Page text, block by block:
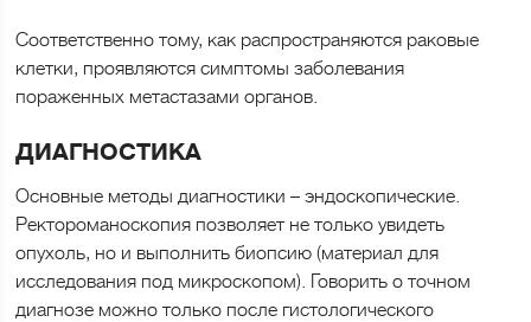
Соответственно тому, как распространяются раковые
клетки, проявляются симптомы заболевания
пораженных метастазами органов.
ДИАГНОСТИКА
Основные методы диагностики – эндоскопические.
Ректороманоскопия позволяет не только увидеть
опухоль, но и выполнить биопсию (материал для
исследования под микроскопом). Говорить о точном
диагнозе можно только после гистологического